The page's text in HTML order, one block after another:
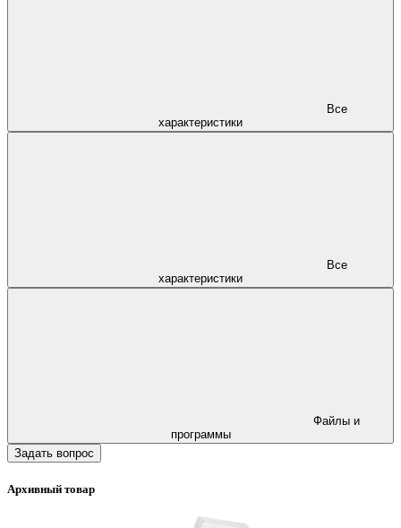
характеристики
характеристики
программы
Задать вопрос
Архивный товар